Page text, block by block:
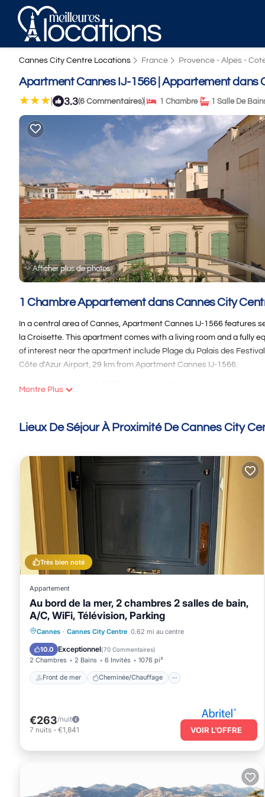
Cannes City Centre Locations France Provence - Alpes -
Apartment Cannes IJ-1566 | Appartement dans
3.3(6 Commentaires)| 1 Chambre 1 Salle De
Afficher plus de photos
1 Chambre Appartement dans Cannes City
In a central area of Cannes, Apartment Cannes IJ-1566 features
la Croisette. This apartment comes with a living room and a fully
of interest near the apartment include Plage du Palais des
Côte d'Azur Airport, 29 km from Apartment Cannes IJ-1566.
Cannes and needing a place to stay? Be it for work or for leisure,
details are authentic, as they are provided by our partner,
This Apartment Cannes IJ-1566 in Cannes is well equipped and
shared to us by booking.com for the listed “Apartment Cannes IJ-
you have any concerns about the information or accuracy
Montre Plus
Lieux De Séjour À Proximité De Cannes City
Très bien noté
Appartement
Au bord de la mer, 2 chambres 2 salles de bain,
A/C, WiFi, Télévision, Parking
Cannes · Cannes City Centre 0.62 mi au centre
10.0 Exceptionnel(70 Commentaires)
2 Chambres 2 Bains 6 Invités 1076 pi²
Front de mer Cheminée/Chauffage
Front de mer
Cheminée/Chauffage
Vue sur l’océan
Balcon/Terrasse
€263/nuit
7 nuits - €1,841 VOIR L’OFFRE